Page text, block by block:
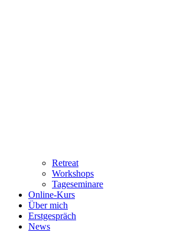
Retreat
Workshops
Tageseminare
Online-Kurs
Über mich
Erstgespräch
News